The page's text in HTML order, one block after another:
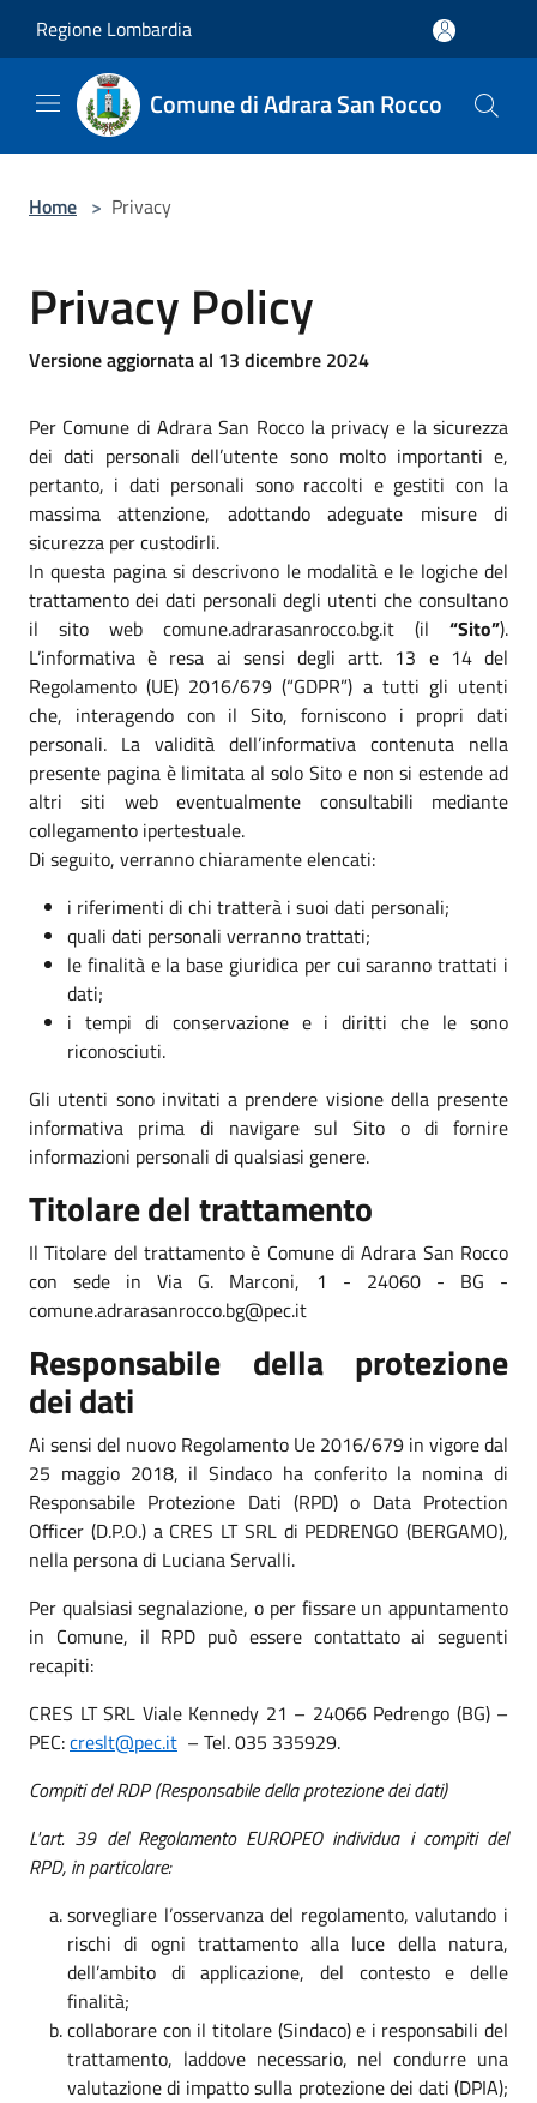
Regione Lombardia
Comune di Adrara San Rocco
Home > Privacy
Privacy Policy
Versione aggiornata al 13 dicembre 2024
Per Comune di Adrara San Rocco la privacy e la sicurezza
dei dati personali dell’utente sono molto importanti e,
pertanto, i dati personali sono raccolti e gestiti con la
massima attenzione, adottando adeguate misure di
sicurezza per custodirli.
In questa pagina si descrivono le modalità e le logiche del
trattamento dei dati personali degli utenti che consultano
il sito web comune.adrarasanrocco.bg.it (il “Sito”).
L’informativa è resa ai sensi degli artt. 13 e 14 del
Regolamento (UE) 2016/679 (“GDPR”) a tutti gli utenti
che, interagendo con il Sito, forniscono i propri dati
personali. La validità dell’informativa contenuta nella
presente pagina è limitata al solo Sito e non si estende ad
altri siti web eventualmente consultabili mediante
collegamento ipertestuale.
Di seguito, verranno chiaramente elencati:
i riferimenti di chi tratterà i suoi dati personali;
quali dati personali verranno trattati;
le finalità e la base giuridica per cui saranno trattati i
dati;
i tempi di conservazione e i diritti che le sono
riconosciuti.
Gli utenti sono invitati a prendere visione della presente
informativa prima di navigare sul Sito o di fornire
informazioni personali di qualsiasi genere.
Titolare del trattamento
Il Titolare del trattamento è Comune di Adrara San Rocco
con sede in Via G. Marconi, 1 - 24060 - BG -
comune.adrarasanrocco.bg@pec.it
Responsabile della protezione
dei dati
Ai sensi del nuovo Regolamento Ue 2016/679 in vigore dal
25 maggio 2018, il Sindaco ha conferito la nomina di
Responsabile Protezione Dati (RPD) o Data Protection
Officer (D.P.O.) a CRES LT SRL di PEDRENGO (BERGAMO),
nella persona di Luciana Servalli.
Per qualsiasi segnalazione, o per fissare un appuntamento
in Comune, il RPD può essere contattato ai seguenti
recapiti:
CRES LT SRL Viale Kennedy 21 – 24066 Pedrengo (BG) –
PEC:creslt@pec.it – Tel. 035 335929.
Compiti del RDP (Responsabile della protezione dei dati)
L'art. 39 del Regolamento EUROPEO individua i compiti del
RPD, in particolare:
sorvegliare l’osservanza del regolamento, valutando i
rischi di ogni trattamento alla luce della natura,
dell’ambito di applicazione, del contesto e delle
finalità;
collaborare con il titolare (Sindaco) e i responsabili del
trattamento, laddove necessario, nel condurre una
valutazione di impatto sulla protezione dei dati (DPIA);